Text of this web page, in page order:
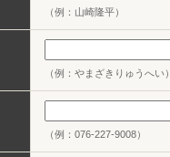
（例：山崎隆平）
（例：やまざきりゅうへい
（例：076-227-9008）